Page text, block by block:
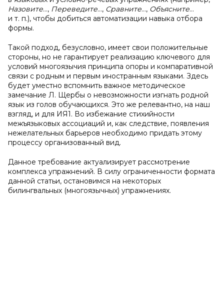
Назовите…, Переведите…, Сравните…, Объясните…
и т. п.), чтобы добиться автоматизации навыка отбора
формы.
Такой подход, безусловно, имеет свои положительные
стороны, но не гарантирует реализацию ключевого для
условий многоязычия принципа опоры и компаративной
связи с родным и первым иностранным языками. Здесь
будет уместно вспомнить важное методическое
замечание Л. Щербы о невозможности изгнать родной
язык из голов обучающихся. Это же релевантно, на наш
взгляд, и для ИЯ1. Во избежание стихийности
межъязыковых ассоциаций и, как следствие, появления
нежелательных барьеров необходимо придать этому
процессу организованный вид.
Данное требование актуализирует рассмотрение
комплекса упражнений. В силу ограниченности формата
данной статьи, остановимся на некоторых
билингвальных (многоязычных) упражнениях.